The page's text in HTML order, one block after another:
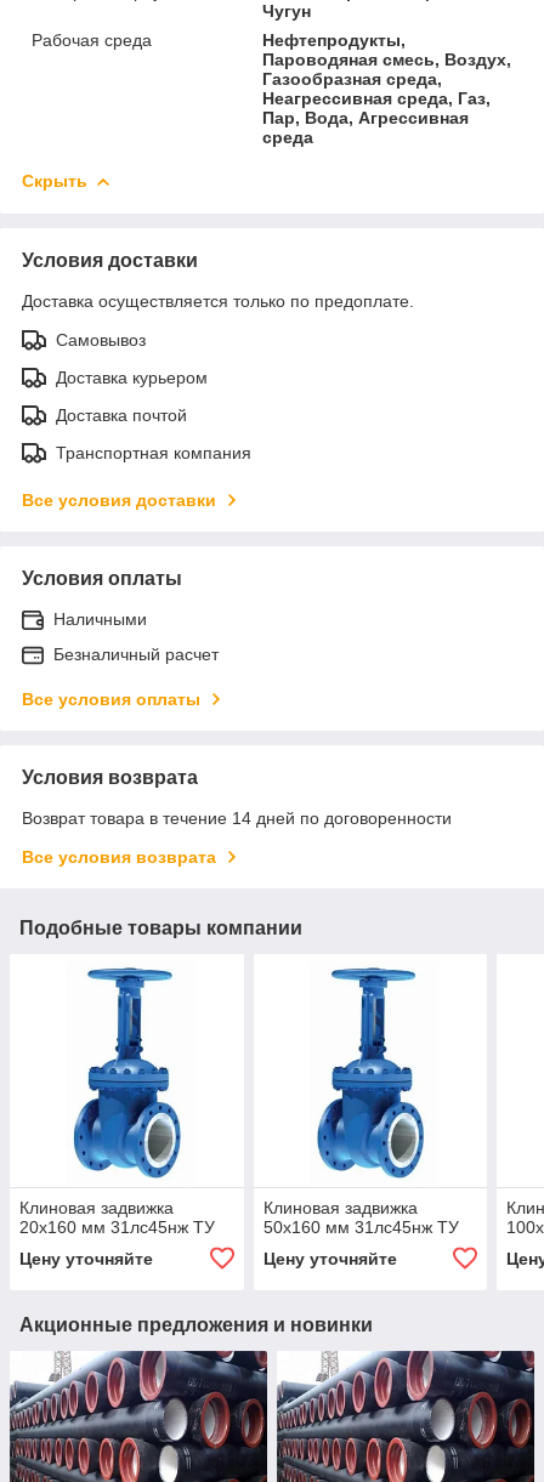
Чугун
Рабочая среда
Нефтепродукты,
Пароводяная смесь, Воздух,
Газообразная среда,
Неагрессивная среда, Газ,
Пар, Вода, Агрессивная
среда
Скрыть
Условия доставки
Доставка осуществляется только по предоплате.
Самовывоз
Доставка курьером
Доставка почтой
Транспортная компания
Все условия доставки
Условия оплаты
Наличными
Безналичный расчет
Все условия оплаты
Условия возврата
Возврат товара в течение 14 дней по договоренности
Все условия возврата
Подобные товары компании
Клиновая задвижка
20x160 мм 31лс45нж ТУ
Цену уточняйте
Клиновая задвижка
50x160 мм 31лс45нж ТУ
Цену уточняйте
Акционные предложения и новинки